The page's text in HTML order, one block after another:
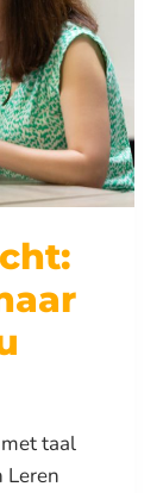
taal
Leren